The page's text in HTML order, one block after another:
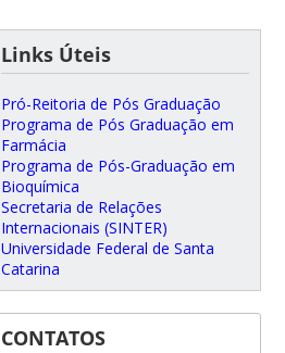
Links Úteis
Pró-Reitoria de Pós Graduação
Programa de Pós Graduação em
Farmácia
Programa de Pós-Graduação em
Bioquímica
Secretaria de Relações
Internacionais (SINTER)
Universidade Federal de Santa
Catarina
CONTATOS